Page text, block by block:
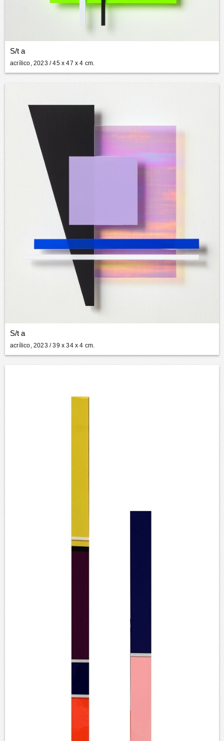
S/t a
acrílico, 2023 / 45 x 47 x 4 cm.
S/t a
acrílico, 2023 / 39 x 34 x 4 cm.